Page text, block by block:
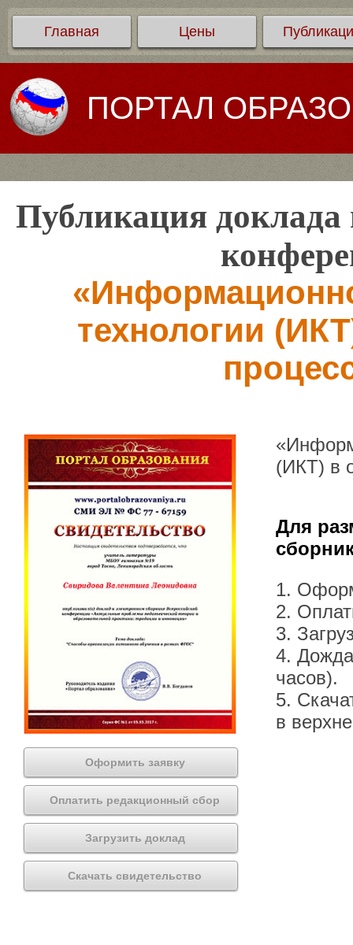
Главная Цены
ПОРТАЛ
Публикация доклада
технологии
Оформить заявку
Оплатить редакционный сбор
Загрузить доклад
Скачать свидетельство
(ИКТ) в
Для
1.
2.
3.
4.
часов).
5.
в